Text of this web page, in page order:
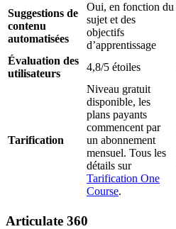
Suggestions de
contenu
automatisées
Oui, en fonction du
sujet et des
objectifs
d’apprentissage
Évaluation des
utilisateurs
4,8/5 étoiles
Tarification
Niveau gratuit
disponible, les
plans payants
commencent par
un abonnement
mensuel. Tous les
détails sur
Tarification One
Course.
Articulate 360